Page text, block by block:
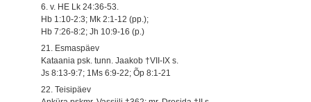
6. v. HE Lk 24:36-53.
Hb 1:10-2:3; Mk 2:1-12 (pp.);
Hb 7:26-8:2; Jh 10:9-16 (p.)
21. Esmaspäev
Kataania psk. tunn. Jaakob †VII-IX s.
Js 8:13-9:7; 1Ms 6:9-22; Õp 8:1-21
22. Teisipäev